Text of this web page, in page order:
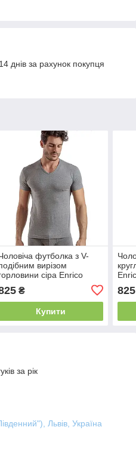
днів за рахунок покупця
футболка з V-
вирізом
сіра Enrico
₴
Купити
825
за рік
Львів, Україна